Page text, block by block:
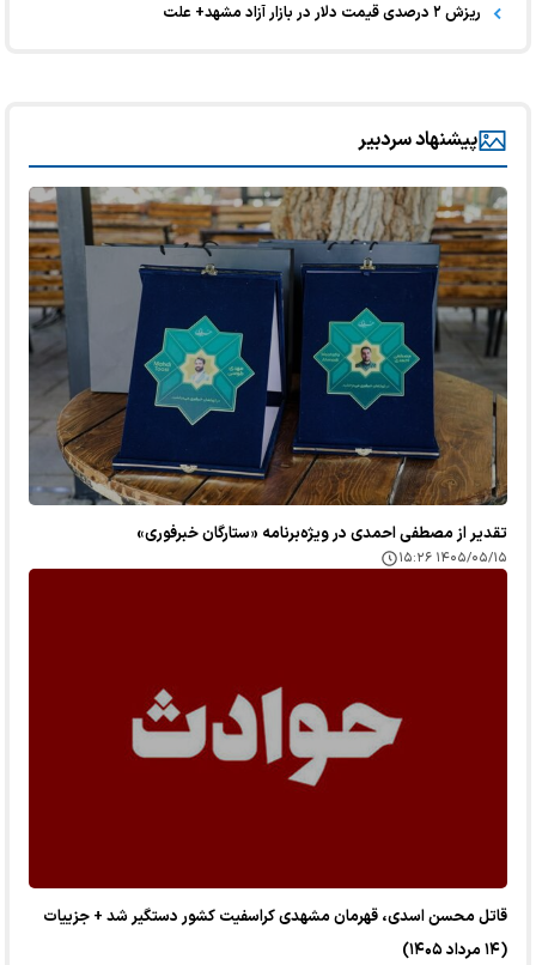
ریزش ۲ درصدی قیمت دلار در بازار آزاد مشهد+ علت
پیشنهاد سردبیر
تقدیر از مصطفی احمدی در ویژه‌برنامه «ستارگان خبرفوری»
۱۴۰۵/۰۵/۱۵ ۱۵:۲۶
قاتل محسن اسدی، قهرمان مشهدی کراسفیت کشور دستگیر شد + جزییات
(۱۴ مرداد ۱۴۰۵)